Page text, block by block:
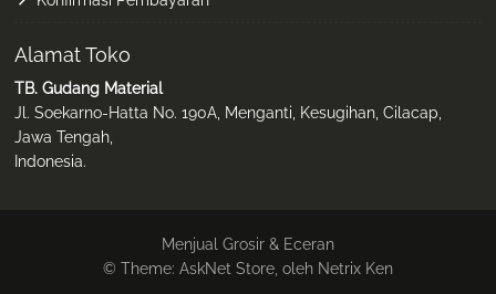
Alamat Toko
TB. Gudang Material
Jl. Soekarno-Hatta No. 190A, Menganti, Kesugihan, Cilacap,
Jawa Tengah,
Indonesia.
Menjual Grosir & Eceran
© Theme: AskNet Store, oleh Netrix Ken